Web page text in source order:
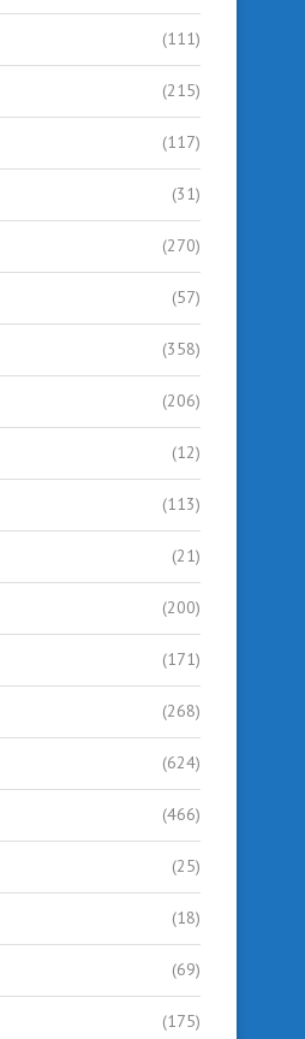
Robotika Sigma Jadi
Baru, Guru SD
July 25, 2026
(111)
(215)
(117)
(31)
(270)
(57)
(358)
(206)
(12)
(113)
(21)
(200)
(171)
(268)
(624)
(466)
(25)
(18)
(69)
(175)